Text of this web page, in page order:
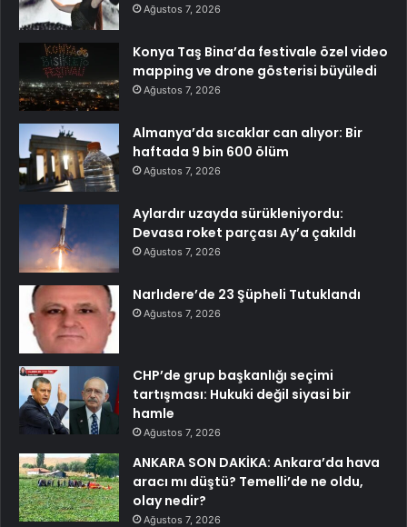
Ağustos 7, 2026
Konya Taş Bina’da festivale özel video
mapping ve drone gösterisi büyüledi
Ağustos 7, 2026
Almanya’da sıcaklar can alıyor: Bir
haftada 9 bin 600 ölüm
Ağustos 7, 2026
Aylardır uzayda sürükleniyordu:
Devasa roket parçası Ay’a çakıldı
Ağustos 7, 2026
Narlıdere’de 23 Şüpheli Tutuklandı
Ağustos 7, 2026
CHP’de grup başkanlığı seçimi
tartışması: Hukuki değil siyasi bir
hamle
Ağustos 7, 2026
ANKARA SON DAKİKA: Ankara’da hava
aracı mı düştü? Temelli’de ne oldu,
olay nedir?
Ağustos 7, 2026